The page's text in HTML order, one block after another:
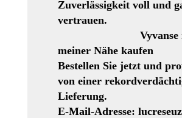
Zuverlässigkeit voll und
vertrauen.
Vyvanse
meiner Nähe kaufen
Bestellen Sie jetzt und
von einer
Lieferung.
E-Mail-Adresse: